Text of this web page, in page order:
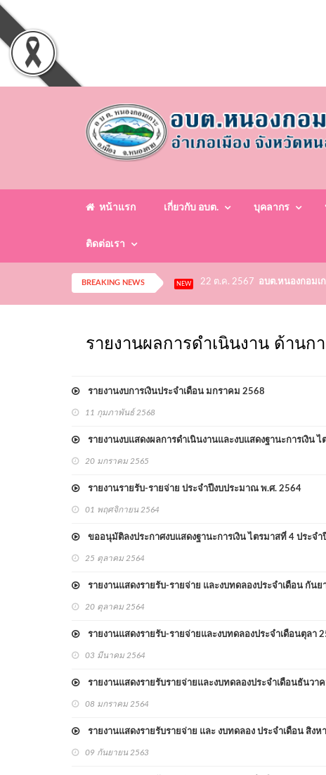
หน้าแรก เกี่ยวกับ อบต. บุคลากร
ติดต่อเรา
BREAKING NEWS NEW 22 ต.ค. 2567 อบต.หนองกอมเ
รายงานผลการดำเนินงาน ด้านก
รายงานงบการเงินประจำเดือน มกราคม 2568
11 กุมภาพันธ์ 2568
รายงานงบแสดงผลการดำเนินงานและงบแสดงฐานะการเงิน
20 มกราคม 2565
รายงานรายรับ-รายจ่าย ประจำปีงบประมาณ พ.ศ. 2564
01 พฤศจิกายน 2564
ขออนุมัติลงประกาศงบแสดงฐานะการเงิน ไตรมาสที่ 4 ประจ
25 ตุลาคม 2564
รายงานแสดงรายรับ-รายจ่าย และงบทดลองประจำเดือน กันย
20 ตุลาคม 2564
รายงานแสดงรายรับ-รายจ่ายและงบทดลองประจำเดือนตุลา
03 มีนาคม 2564
รายงานแสดงรายรับรายจ่ายและงบทดลองประจำเดือนธันวา
08 มกราคม 2564
รายงานแสดงรายรับรายจ่าย และ งบทดลอง ประจำเดือน สิง
09 กันยายน 2563